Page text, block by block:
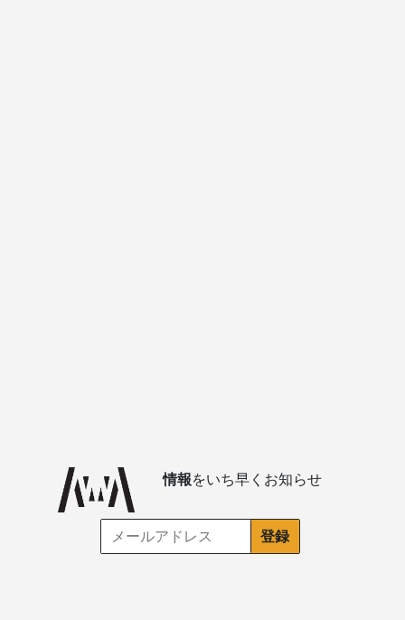
情報をいち早くお知らせ